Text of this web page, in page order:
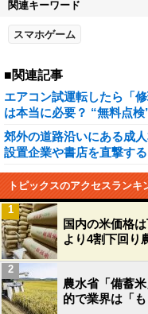
関連キーワード
スマホゲーム
■関連記事
エアコン試運転したら「
は本当に必要？ “無料点
郊外の道路沿いにある成
設置企業や書店を直撃す
トピックスのアクセスランキ
国内の米価格
より4割下回り
1
農水省「備蓄
的で業界は「
2